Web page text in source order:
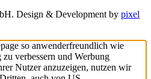
Design & Development by pixel
so anwenderfreundlich wie
verbessern und Werbung
Nutzer anzuzeigen, nutzen wir